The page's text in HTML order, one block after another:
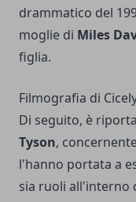
drammatico del
moglie di Miles
figlia.
Filmografia di
Di seguito, è
Tyson,
l'hanno portata a
sia ruoli all'interno